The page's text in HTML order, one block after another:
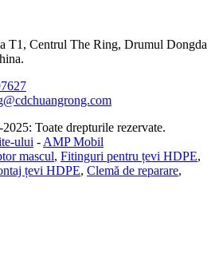
T1, Centrul The Ring, Drumul Dongda
Toate drepturile rezervate.
ului - AMP Mobil
mascul, Fitinguri pentru țevi HDPE,
țevi HDPE, Clemă de reparare,